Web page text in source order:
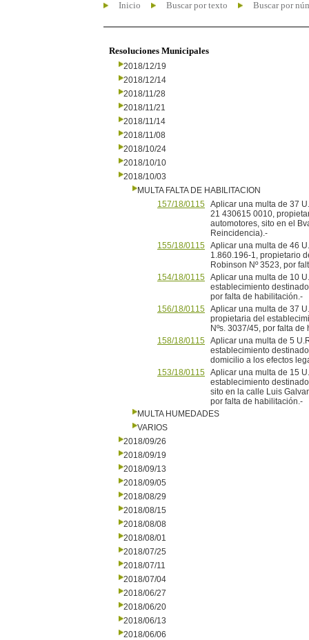
Inicio Buscar por texto Buscar por
Resoluciones Municipales
2018/12/19
2018/12/14
2018/11/28
2018/11/21
2018/11/14
2018/11/08
2018/10/24
2018/10/10
2018/10/03
MULTA FALTA DE HABILITACION
157/18/0115 Aplicar una multa de 37
21 430615 0010,
automotores, sito en el
Reincidencia).-
155/18/0115 Aplicar una multa de 46
1.860.196-1, propietario
Robinson Nº 3523, por
154/18/0115 Aplicar una multa de 10
establecimiento
por falta de habilitación.-
156/18/0115 Aplicar una multa de 37
propietaria del
Nºs. 3037/45, por falta
158/18/0115 Aplicar una multa de 5
establecimiento
domicilio a los efectos
153/18/0115 Aplicar una multa de 15
establecimiento
sito en la calle Luis
por falta de habilitación.-
MULTA HUMEDADES
VARIOS
2018/09/26
2018/09/19
2018/09/13
2018/09/05
2018/08/29
2018/08/15
2018/08/08
2018/08/01
2018/07/25
2018/07/11
2018/07/04
2018/06/27
2018/06/20
2018/06/13
2018/06/06